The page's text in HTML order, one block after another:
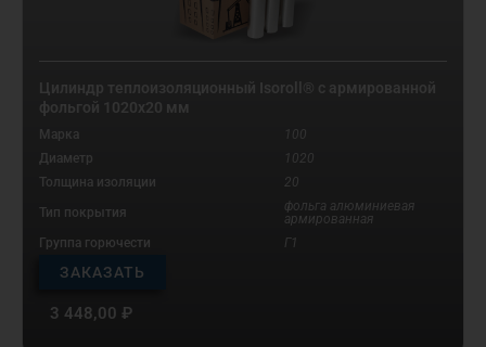
Цилиндр теплоизоляционный Isoroll® с армированной
фольгой 1020х20 мм
Марка
100
Диаметр
1020
Толщина изоляции
20
Тип покрытия
фольга алюминиевая
армированная
Группа горючести
Г1
ЗАКАЗАТЬ
3 448,00 ₽